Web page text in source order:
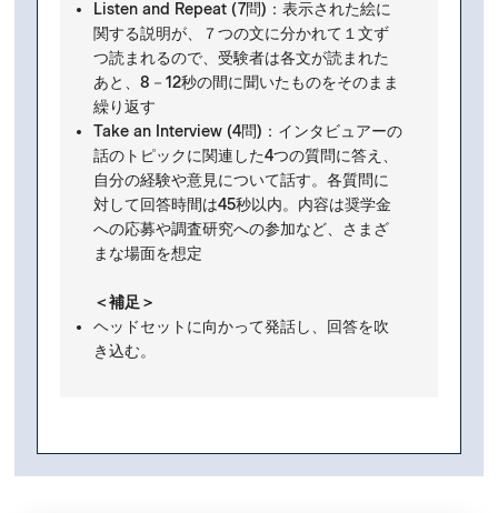
Listen and Repeat (7問)：表示された絵に
関する説明が、７つの文に分かれて１文ず
つ読まれるので、受験者は各文が読まれた
あと、8－12秒の間に聞いたものをそのまま
繰り返す
Take an Interview (4問)：インタビュアーの
話のトピックに関連した4つの質問に答え、
自分の経験や意見について話す。各質問に
対して回答時間は45秒以内。内容は奨学金
への応募や調査研究への参加など、さまざ
まな場面を想定
＜補足＞
ヘッドセットに向かって発話し、回答を吹
き込む。